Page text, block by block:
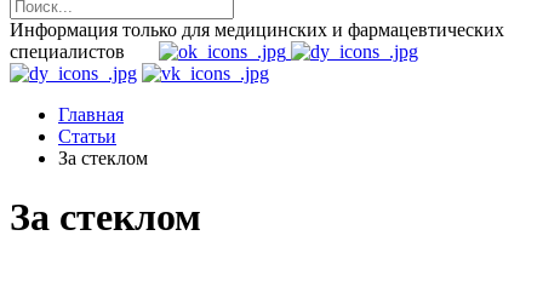
Информация только для медицинских и фармацевтических
специалистов
Главная
Статьи
За стеклом
За стеклом